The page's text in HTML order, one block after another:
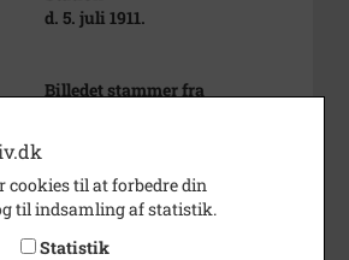
d. 5. juli 1911.
Billedet stammer fra
1911
1911
cookies til at forbedre din
til indsamling af statistik.
Statistik